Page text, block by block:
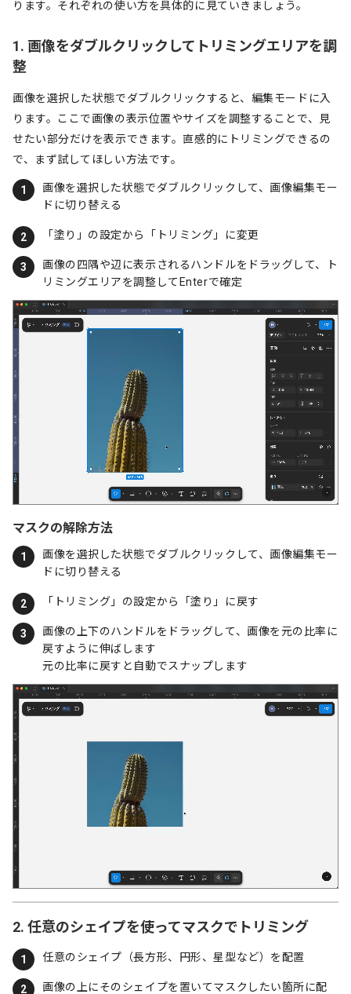
ります。それぞれの使い方を具体的に見ていきましょう。
1. 画像をダブルクリックしてトリミングエリアを調
整
画像を選択した状態でダブルクリックすると、編集モードに入
ります。ここで画像の表示位置やサイズを調整することで、見
せたい部分だけを表示できます。直感的にトリミングできるの
で、まず試してほしい方法です。
画像を選択した状態でダブルクリックして、画像編集モー
ドに切り替える
「塗り」の設定から「トリミング」に変更
画像の四隅や辺に表示されるハンドルをドラッグして、ト
リミングエリアを調整してEnterで確定
マスクの解除方法
画像を選択した状態でダブルクリックして、画像編集モー
ドに切り替える
「トリミング」の設定から「塗り」に戻す
画像の上下のハンドルをドラッグして、画像を元の比率に
戻すように伸ばします
元の比率に戻すと自動でスナップします
2. 任意のシェイプを使ってマスクでトリミング
任意のシェイプ（長方形、円形、星型など）を配置
画像の上にそのシェイプを置いてマスクしたい箇所に配